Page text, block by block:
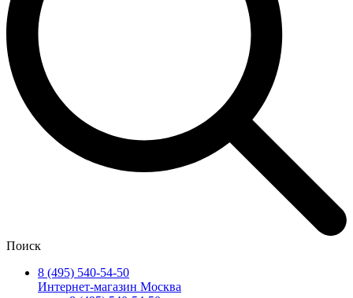
Поиск
8 (495) 540-54-50
Интернет-магазин Москва